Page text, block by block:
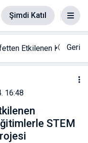
Şimdi Katıl
Etkilenen Geri
16:48
STEM